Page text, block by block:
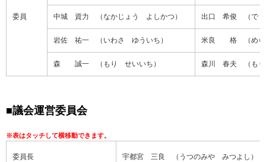
委員 中城 資力 （なかじょう よしかつ） 出口 希俊 （でぐ
岩佐 祐一 （いわさ ゆういち） 米良 格 （めら
森 誠一 （もり せいいち） 森川 春夫 （もり
■議会運営委員会
委員長 宇都宮 三良 （うつのみや みつよし）